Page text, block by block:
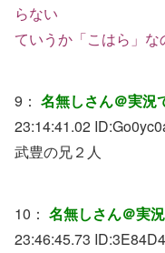
らない
ていうか「こはら」
9： 名無しさん＠実況
23:14:41.02 ID:
武豊の兄２人
10： 名無しさん＠実
23:46:45.73 ID: